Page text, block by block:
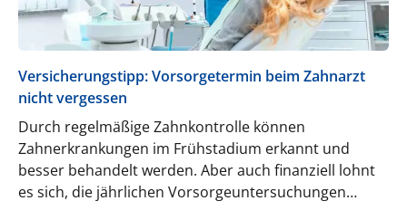
Versicherungstipp: Vorsorgetermin beim Zahnarzt
nicht vergessen
Durch regelmäßige Zahnkontrolle können
Zahnerkrankungen im Frühstadium erkannt und
besser behandelt werden. Aber auch finanziell lohnt
es sich, die jährlichen Vorsorgeuntersuchungen